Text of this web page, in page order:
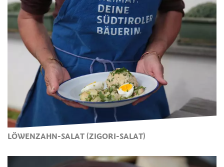
LÖWENZAHN-SALAT (ZIGORI-SALAT)